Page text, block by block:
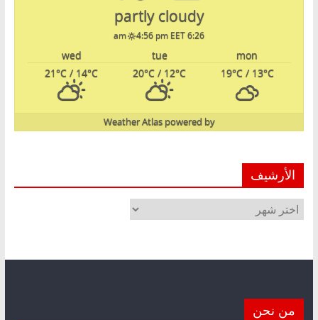
partly cloudy
6:26 am
4:56 pm EET
mon
tue
wed
19°C/ 13°C
20°C / 12°C
21°C / 14°C
powered by
Weather Atlas
الأرشيف
الأرشيف
من نحن